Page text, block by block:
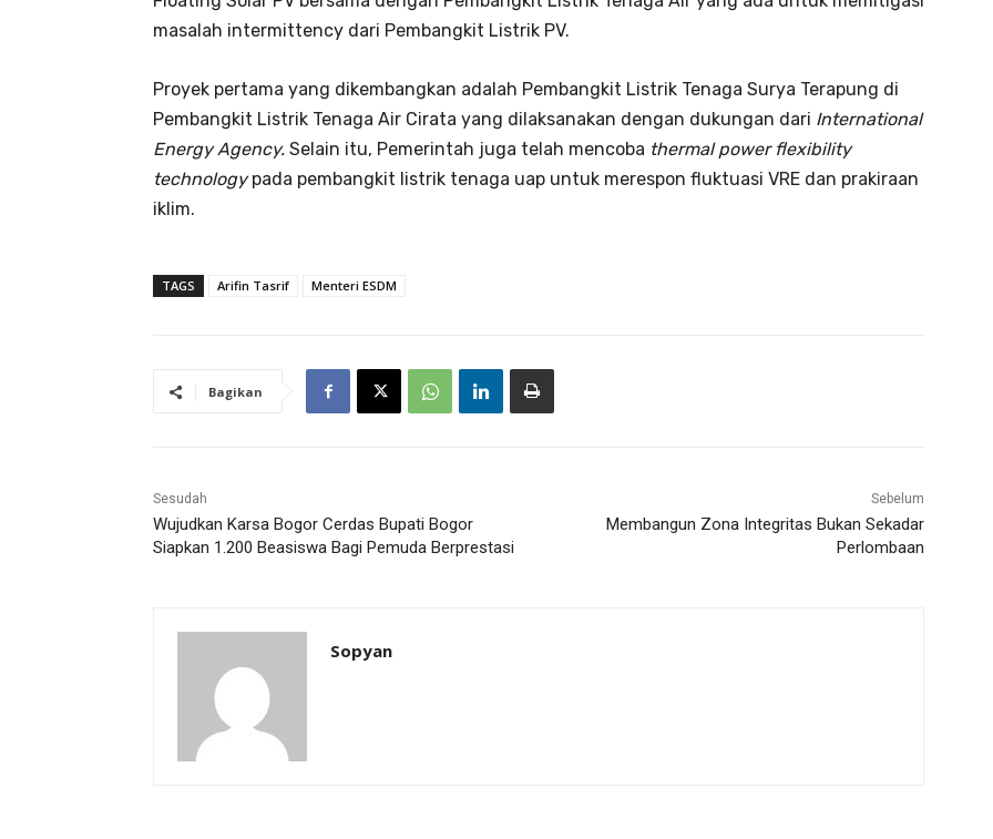
masalah intermittency dari Pembangkit Listrik PV.
Proyek pertama yang dikembangkan adalah Pembangkit Listrik Tenaga Surya Terapung di
Pembangkit Listrik Tenaga Air Cirata yang dilaksanakan dengan dukungan dari International
Energy Agency. Selain itu, Pemerintah juga telah mencoba thermal power flexibility
technologypada pembangkit listrik tenaga uap untuk merespon fluktuasi VRE dan prakiraan
iklim.
TAGS Arifin Tasrif Menteri ESDM
Bagikan
Sesudah
Wujudkan Karsa Bogor Cerdas Bupati Bogor
Siapkan 1.200 Beasiswa Bagi Pemuda Berprestasi
Sebelum
Membangun Zona Integritas Bukan Sekadar
Perlombaan
Sopyan